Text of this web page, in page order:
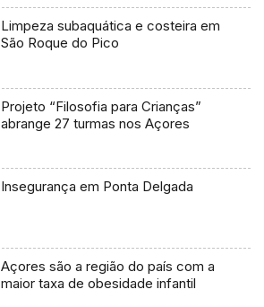
Limpeza subaquática e costeira em
São Roque do Pico
Projeto “Filosofia para Crianças”
abrange 27 turmas nos Açores
Insegurança em Ponta Delgada
Açores são a região do país com a
maior taxa de obesidade infantil